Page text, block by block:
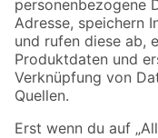
Zahlungsarten
Sicher einkaufen